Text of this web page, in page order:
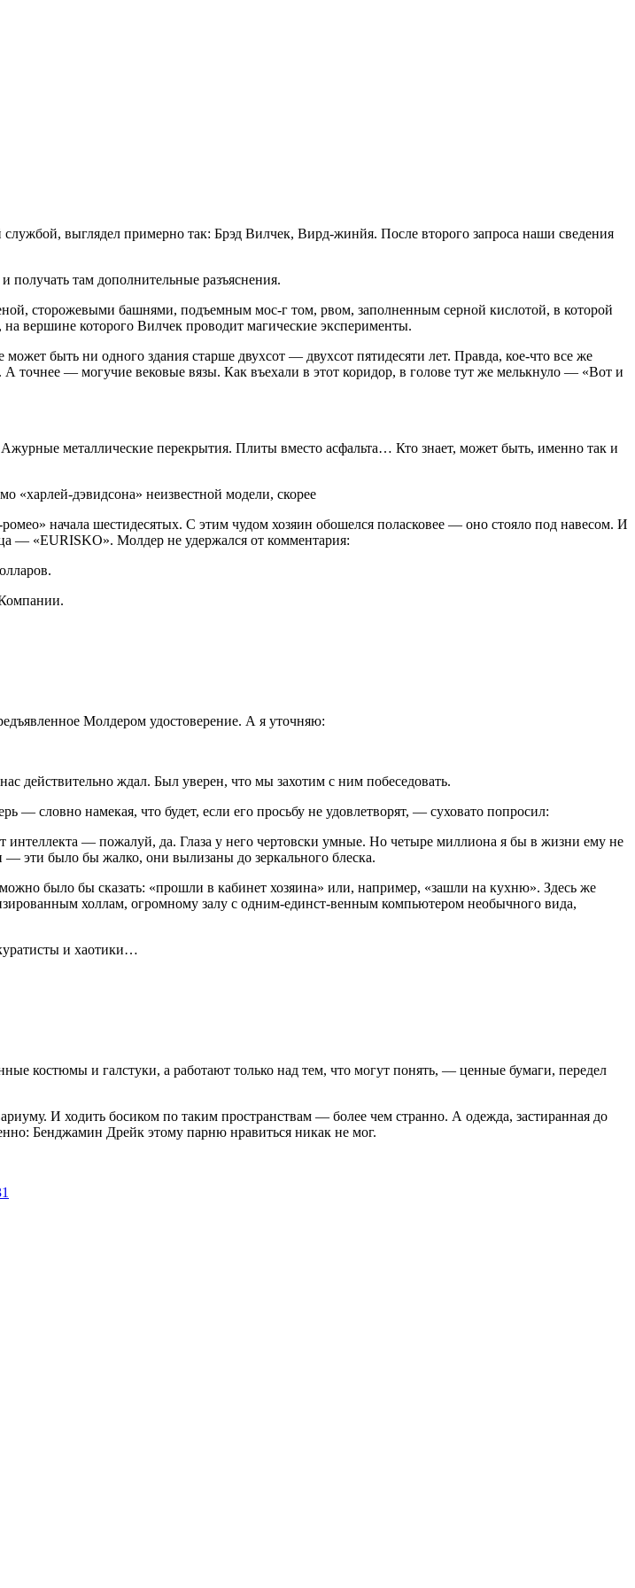
выглядел примерно так: Брэд Вилчек, Вирд-жинйя. После второго запроса наши сведения
и по­лучать там дополнительные разъяснения.
сторожевыми башнями, подъемным мос-г том, рвом, заполненным серной кислотой, в ко­торой
вершине которого Вилчек проводит ма­гические эксперименты.
быть ни одного здания старше двух­сот — двухсот пятидесяти лет. Правда, кое-что все же
точнее — могучие вековые вязы. Как въехали в этот коридор, в голове тут же мельк­нуло — «Вот и
металлические перекрытия. Пли­ты вместо асфальта… Кто знает, может быть, именно так и
«харлей-дэвидсона» неизвестной модели, скорее
начала шестидесятых. С этим чудом хо­зяин обошелся поласковее — оно стояло под на­весом. И
— «EURISKO». Молдер не удержал­ся от комментария:
Молдером удостоверение. А я уточняю:
действительно ждал. Был уверен, что мы захотим с ним побеседовать.
— словно намекая, что будет, если его просьбу не удовлетворят, — суховато попросил:
— пожалуй, да. Гла­за у него чертовски умные. Но четыре миллио­на я бы в жизни ему не
эти было бы жалко, они вылизаны до зеркального блеска.
было бы сказать: «прошли в кабинет хозяи­на» или, например, «зашли на кухню». Здесь же
холлам, огромному залу с одним-единст-венным компьютером необычного вида,
и хаотики…
костюмы и галстуки, а работают только над тем, что могут понять, — ценные бумаги, пере­дел
И ходить босиком по таким пространст­вам — более чем странно. А одежда, застиранная до
Бенджамин Дрейк этому парню нравиться никак не мог.